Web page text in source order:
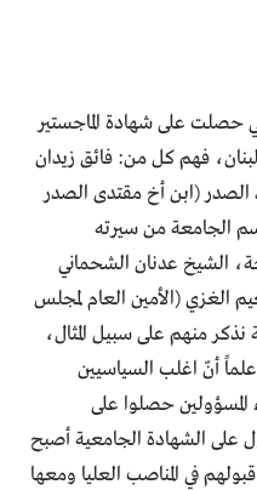
حصلت على شهادة الماجستير
لبنان، فهم كل من: فائق زيدان
(ابن أخ مقتدى الصدر
الجامعة من سيرته
الشيخ عدنان الشحماني
الغزي (الأمين العام لمجلس
منهم على سبيل المثال،
أنّ اغلب السياسيين
المسؤولين حصلوا على
على الشهادة الجامعية أصبح
في المناصب العليا ومعها